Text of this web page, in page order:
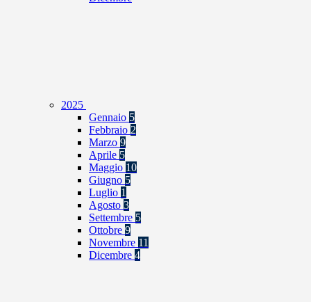
2025
Gennaio 5
Febbraio 2
Marzo 9
Aprile 5
Maggio 10
Giugno 5
Luglio 1
Agosto 3
Settembre 5
Ottobre 9
Novembre 11
Dicembre 4